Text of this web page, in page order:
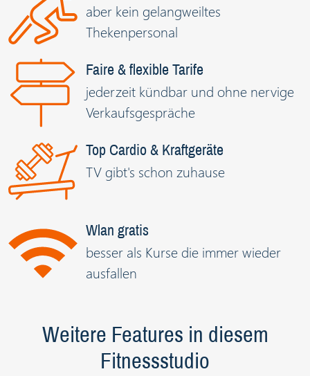
aber kein gelangweiltes
Thekenpersonal
Faire & flexible Tarife
jederzeit kündbar und ohne nervige
Verkaufsgespräche
Top Cardio & Kraftgeräte
TV gibt's schon zuhause
Wlan gratis
besser als Kurse die immer wieder
ausfallen
Weitere Features in diesem
Fitnessstudio